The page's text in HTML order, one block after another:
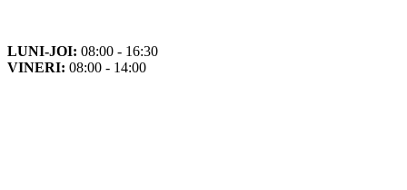
LUNI-JOI: 08:00 - 16:30
VINERI: 08:00 - 14:00